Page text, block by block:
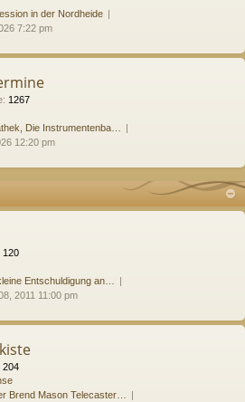
in der Nordheide
7:22 pm
: 1267
Die Instrumentenba…
12:20 pm
120
Entschuldigung an…
2011 11:00 pm
204
Brend Mason Telecaster…